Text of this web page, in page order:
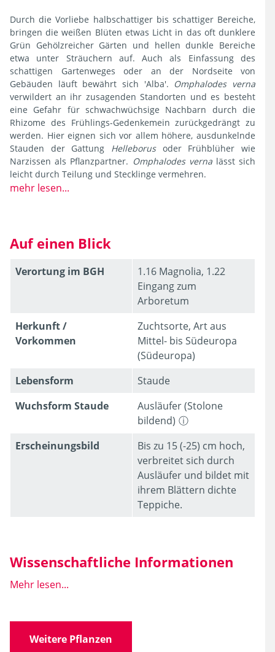
Durch die Vorliebe halbschattiger bis schattiger Bereiche,
bringen die weißen Blüten etwas Licht in das oft dunklere
Grün Gehölzreicher Gärten und hellen dunkle Bereiche
etwa unter Sträuchern auf. Auch als Einfassung des
schattigen Gartenweges oder an der Nordseite von
Gebäuden läuft bewährt sich 'Alba'. Omphalodes verna
verwildert an ihr zusagenden Standorten und es besteht
eine Gefahr für schwachwüchsige Nachbarn durch die
Rhizome des Frühlings-Gedenkemein zurückgedrängt zu
werden. Hier eignen sich vor allem höhere, ausdunkelnde
Stauden der Gattung Helleborusoder Frühblüher wie
Narzissen als Pflanzpartner. Omphalodes vernalässt sich
leicht durch Teilung und Stecklinge vermehren.
mehr lesen...
Auf einen Blick
Verortung im BGH
1.16 Magnolia, 1.22
Eingang zum
Arboretum
Herkunft /
Vorkommen
Zuchtsorte, Art aus
Mittel- bis Südeuropa
(Südeuropa)
Lebens­form
Staude
Wuchsform Staude
Ausläufer (Stolone
bildend)
Erschei­nungsbild
Bis zu 15 (-25) cm hoch,
verbreitet sich durch
Ausläufer und bildet mit
ihrem Blättern dichte
Teppiche.
Wissenschaftliche Informationen
Mehr lesen...
Name
Familie
Weitere Pflanzen